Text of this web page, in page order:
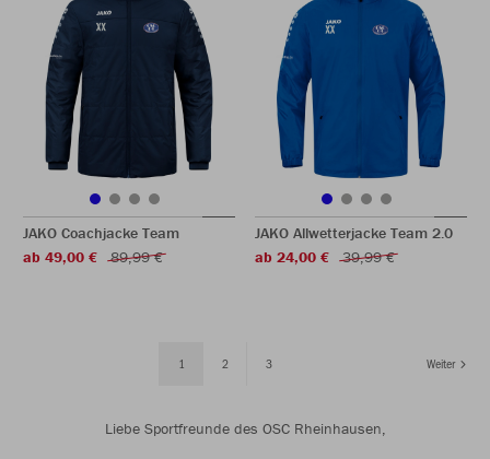
JAKO Coachjacke Team
ab 49,00 €
89,99 €
JAKO Allwetterjacke Team 2.0
ab 24,00 €
39,99 €
1 2 3 Weiter
Liebe Sportfreunde des OSC Rheinhausen,